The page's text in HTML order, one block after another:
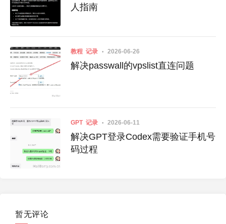
人指南
教程 记录 2026-06-26
解决passwall的vpslist直连问题
GPT 记录 2026-06-11
解决GPT登录Codex需要验证手机号
码过程
暂无评论